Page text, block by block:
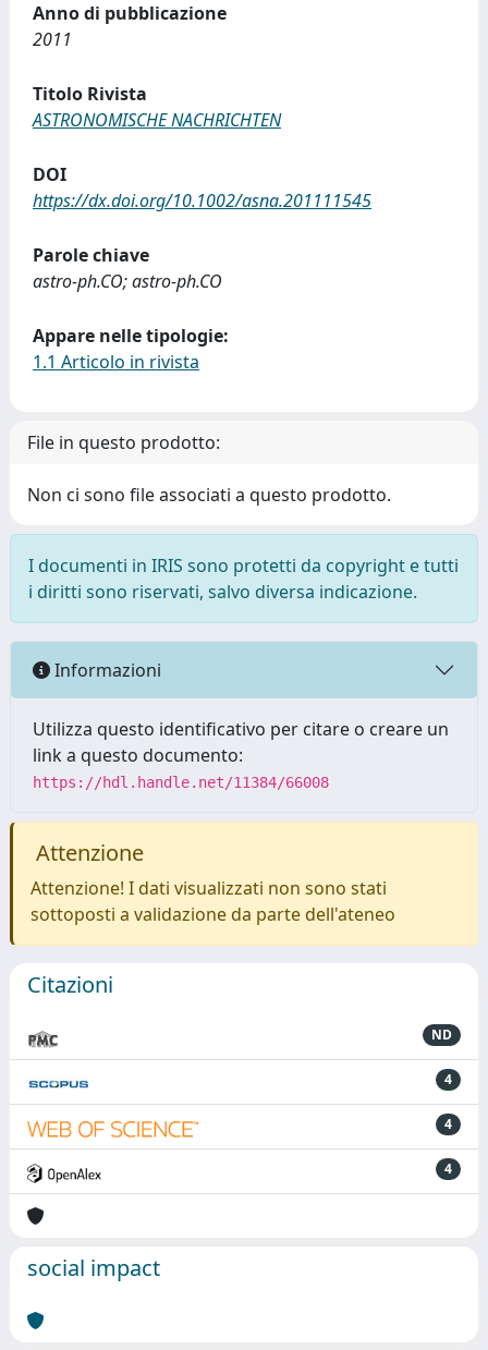
Anno di pubblicazione
2011
Titolo Rivista
ASTRONOMISCHE NACHRICHTEN
DOI
https://dx.doi.org/10.1002/asna.201111545
Parole chiave
astro-ph.CO; astro-ph.CO
Appare nelle tipologie:
1.1 Articolo in rivista
File in questo prodotto:
Non ci sono file associati a questo prodotto.
I documenti in IRIS sono protetti da copyright e tutti
i diritti sono riservati, salvo diversa indicazione.
Informazioni
Utilizza questo identificativo per citare o creare un
link a questo documento:
https://hdl.handle.net/11384/66008
Attenzione
Attenzione! I dati visualizzati non sono stati
sottoposti a validazione da parte dell'ateneo
Citazioni
ND
4
4
4
social impact